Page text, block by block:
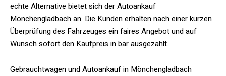
echte Alternative bietet sich der Autoankauf
Mönchengladbach an. Die Kunden erhalten nach einer kurzen
Überprüfung des Fahrzeuges ein faires Angebot und auf
Wunsch sofort den Kaufpreis in bar ausgezahlt.
Gebrauchtwagen und Autoankauf in Mönchengladbach